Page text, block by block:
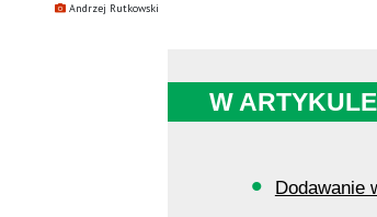
Andrzej Rutkowski
W
Dodawanie